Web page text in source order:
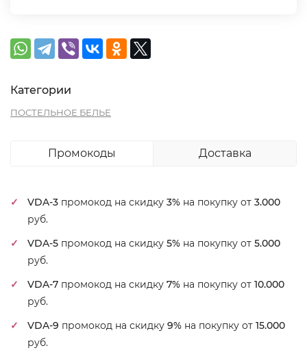
Категории
ПОСТЕЛЬНОЕ БЕЛЬЕ
Промокоды Доставка
VDA-3 промокод на скидку 3% на покупку от 3.000
руб.
VDA-5 промокод на скидку 5% на покупку от 5.000
руб.
VDA-7 промокод на скидку 7% на покупку от 10.000
руб.
VDA-9 промокод на скидку 9% на покупку от 15.000
руб.